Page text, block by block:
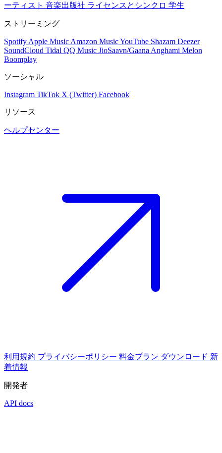
ーティスト 音楽出版社 ライセンスとシンクロ 学生
ストリーミング
Spotify Apple Music Amazon MusicYouTube Shazam Deezer
SoundCloud Tidal QQ Music JioSaavn/Gaana Anghami Melon
Boomplay
ソーシャル
Instagram TikTok X (Twitter) Facebook
リソース
ヘルプセンター
利用規約 プライバシーポリシー 料金プラン ダウンロード 新
着情報
開発者
API docs